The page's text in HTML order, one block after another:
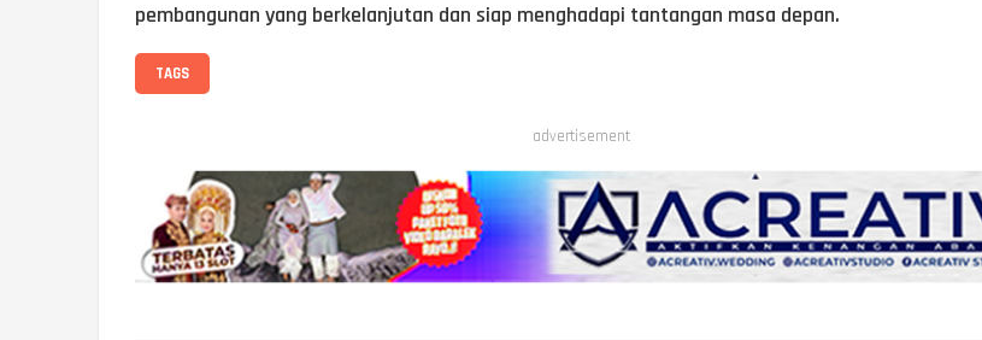
pembangunan yang berkelanjutan dan siap menghadapi tantangan masa depan.
TAGS
advertisement